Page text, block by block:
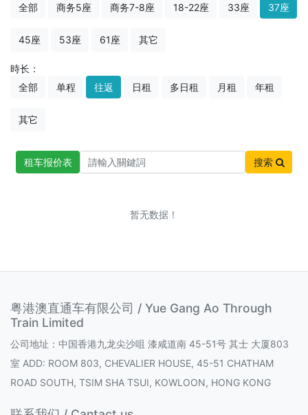
全部
商务5座 商务7-8座 18-22座 33座 37座
45座 53座 61座 其它
時长：
全部
单程 往返 日租 多日租 月租 年租
其它
租车报价表 搜索
暂无数据！
粤港澳直通车有限公司 / Yue Gang Ao Through
Train Limited
公司地址：中国香港九龙尖沙咀 漆咸道南 45-51号 其士 大厦803
室 ADD: ROOM 803, CHEVALIER HOUSE, 45-51 CHATHAM
ROAD SOUTH, TSIM SHA TSUI, KOWLOON, HONG KONG